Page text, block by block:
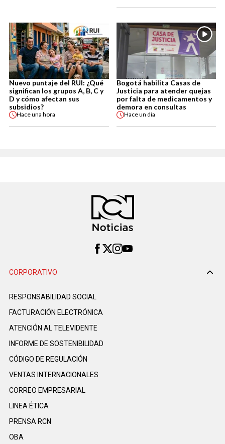
Nuevo puntaje del RUI: ¿Qué
significan los grupos A, B, C y
D y cómo afectan sus
subsidios?
Haceuna hora
Bogotá habilita Casas de
Justicia para atender quejas
por falta de medicamentos y
demora en consultas
Haceun día
CORPORATIVO
RESPONSABILIDAD SOCIAL
FACTURACIÓN ELECTRÓNICA
ATENCIÓN AL TELEVIDENTE
INFORME DE SOSTENIBILIDAD
CÓDIGO DE REGULACIÓN
VENTAS INTERNACIONALES
CORREO EMPRESARIAL
LINEA ÉTICA
PRENSA RCN
OBA